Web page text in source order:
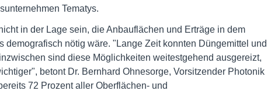
Tematys.
in der Lage sein, die Anbauflächen und Erträge in dem
demografisch nötig wäre. "Lange Zeit konnten Düngemittel und
sind diese Möglichkeiten weitestgehend ausgereizt,
betont Dr. Bernhard Ohnesorge, Vorsitzender Photonik
72 Prozent aller Oberflächen- und